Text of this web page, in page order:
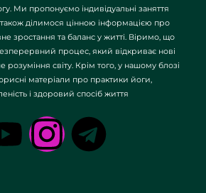
Ми пропонуємо індивідуальні заняття
також ділимося цінною інформацією про
зростання та баланс у житті. Віримо, що
процес, який відкриває нові
розуміння світу. Крім того, у нашому блозі
матеріали про практики йоги,
і здоровий спосіб життя